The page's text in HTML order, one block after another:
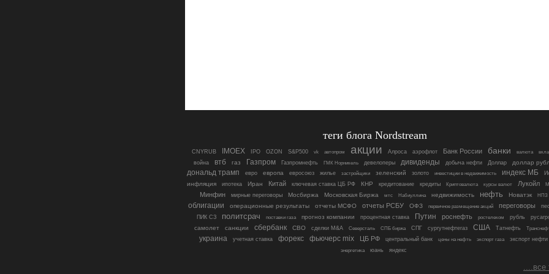
теги блога Nordstream
CNYRUB IMOEX IPO OZON S&P500 vk автопром акции Алроса аэрофлот Банк России банки валюта
война втб газ Газпром Газпромнефть ГМК Норникель девелоперы дивиденды добыча нефти Доллар доллар
дональд трамп евро европа евросоюз жилье застройщики зеленский золото инвестиции в недвижимость индекс МБ
инфляция ипотека Иран Китай ключевая ставка ЦБ РФ КНР кредитование кредиты Криптовалюта курсы валют Лукойл
Минфин мирные переговоры Мосбиржа Московская Биржа мтс Набиуллина недвижимость нефть Новатэк НПЗ
облигации операционные результаты отчеты МСФО отчеты РСБУ ОФЗ первичное размещение акций переговоры
ПИК СЗ
политсрач поставки газа прогноз компании процентная ставка Путин роснефть ростелеком рубль
самолет санкции сбербанк СВО сделки M&A Северсталь СПБ биржа СПГ сургутнефтегаз США Татнефть
украина учетная ставка форекс фьючерс mix ЦБ РФ центральный банк цены на нефть экспорт газа
экспорт нефти
энергетика
юань яндекс
....все